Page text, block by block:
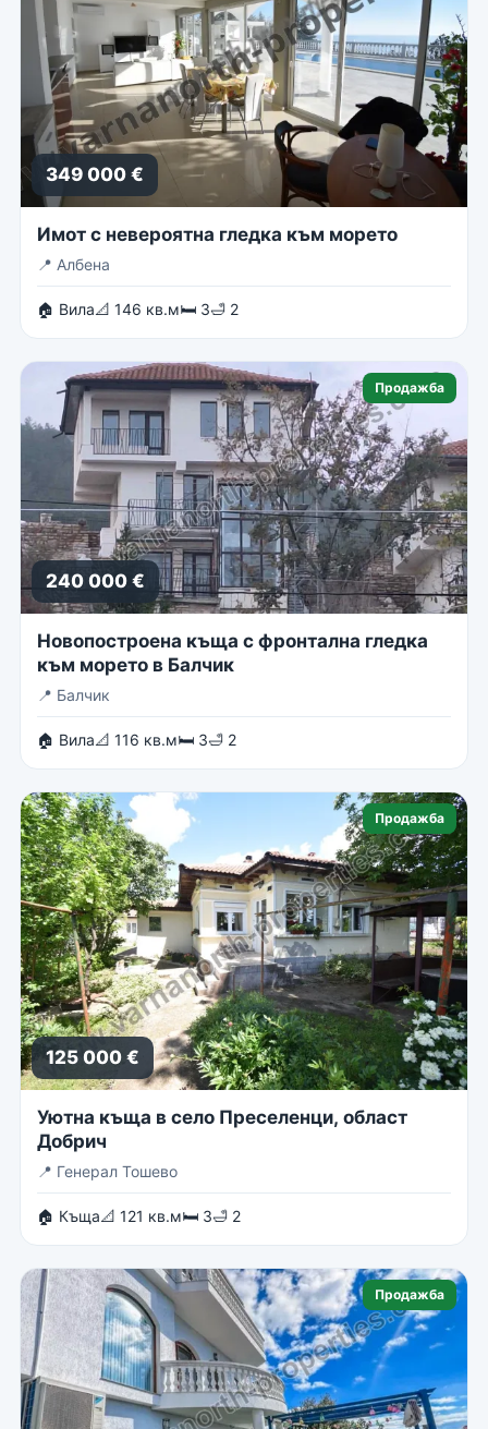
349 000 €
Имот с невероятна гледка към морето
📍 Албена
🏠 Вила📐 146 кв.м🛏 3🛁 2
Продажба
240 000 €
Новопостроена къща с фронтална гледка
към морето в Балчик
📍 Балчик
🏠 Вила📐 116 кв.м🛏 3🛁 2
Продажба
125 000 €
Уютна къща в село Преселенци, област
Добрич
📍 Генерал Тошево
🏠 Къща📐 121 кв.м🛏 3🛁 2
Продажба